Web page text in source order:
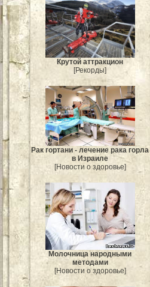
Крутой аттракцион
[Рекорды]
Рак гортани - лечение рака горла
в Израиле
[Новости о здоровье]
Молочница народными
методами
[Новости о здоровье]